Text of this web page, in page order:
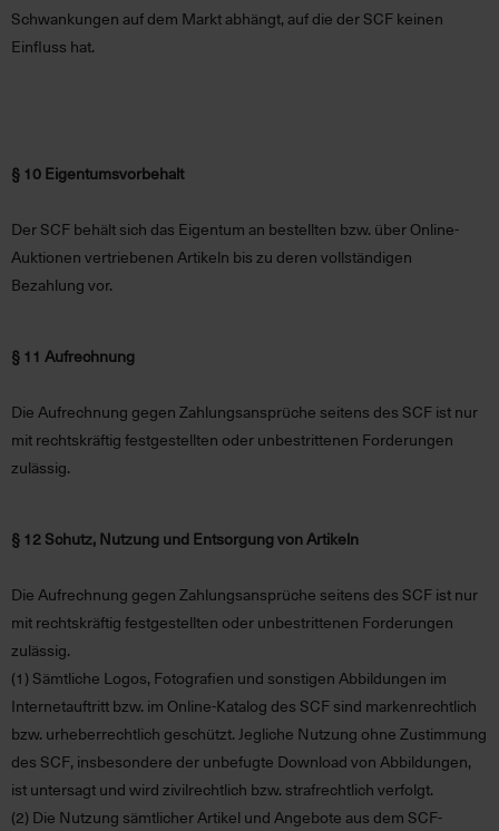
Schwankungen auf dem Markt abhängt, auf die der SCF keinen
Einfluss hat.
§ 10 Eigentumsvorbehalt
Der SCF behält sich das Eigentum an bestellten bzw. über Online-
Auktionen vertriebenen Artikeln bis zu deren vollständigen
Bezahlung vor.
§ 11 Aufrechnung
Die Aufrechnung gegen Zahlungsansprüche seitens des SCF ist nur
mit rechtskräftig festgestellten oder unbestrittenen Forderungen
zulässig.
§ 12 Schutz, Nutzung und Entsorgung von Artikeln
Die Aufrechnung gegen Zahlungsansprüche seitens des SCF ist nur
mit rechtskräftig festgestellten oder unbestrittenen Forderungen
zulässig.
(1) Sämtliche Logos, Fotografien und sonstigen Abbildungen im
Internetauftritt bzw. im Online-Katalog des SCF sind markenrechtlich
bzw. urheberrechtlich geschützt. Jegliche Nutzung ohne Zustimmung
des SCF, insbesondere der unbefugte Download von Abbildungen,
ist untersagt und wird zivilrechtlich bzw. strafrechtlich verfolgt.
(2) Die Nutzung sämtlicher Artikel und Angebote aus dem SCF-